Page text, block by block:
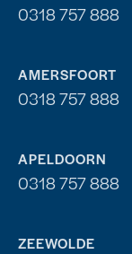
0318 757 888
AMERSFOORT
0318 757 888
APELDOORN
0318 757 888
ZEEWOLDE